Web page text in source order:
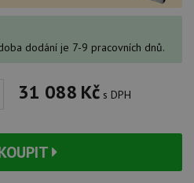
dodání je 7-9 pracovních dnů.
31 088 Kč s DPH